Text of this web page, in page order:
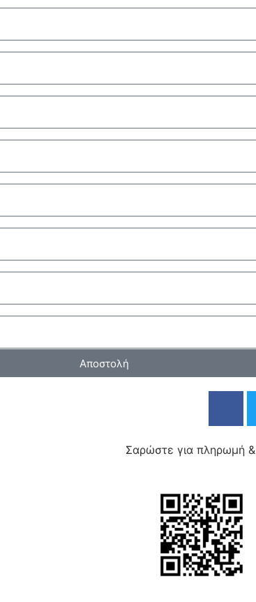
Αποστολή
Σαρώστε για πληρωμή&